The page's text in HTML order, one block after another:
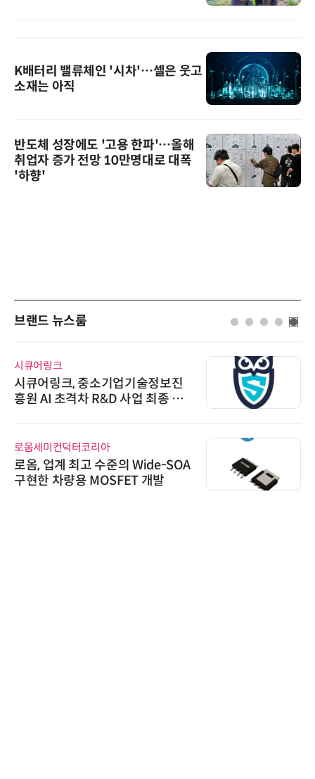
K배터리 밸류체인 '시차'…셀은 웃고
소재는 아직
반도체 성장에도 '고용 한파'…올해
취업자 증가 전망 10만명대로 대폭
'하향'
브랜드 뉴스룸
시큐어링크
시큐어링크, 중소기업기술정보진
흥원 AI 초격차 R&D 사업 최종 선
로옴세미컨덕터코리아
로옴, 업계 최고 수준의 Wide-SOA
구현한 차량용 MOSFET 개발